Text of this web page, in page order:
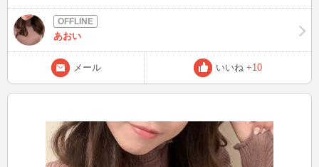
り切ってごめんね！
あおい
メール いいね +10